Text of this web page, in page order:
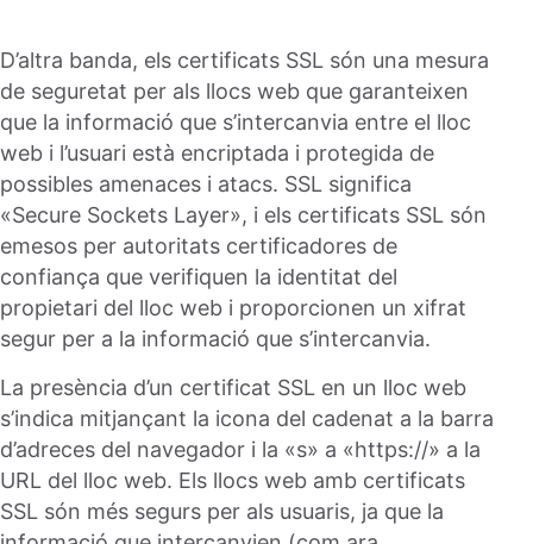
D’altra banda, els certificats SSL són una mesura
de seguretat per als llocs web que garanteixen
que la informació que s’intercanvia entre el lloc
web i l’usuari està encriptada i protegida de
possibles amenaces i atacs. SSL significa
«Secure Sockets Layer», i els certificats SSL són
emesos per autoritats certificadores de
confiança que verifiquen la identitat del
propietari del lloc web i proporcionen un xifrat
segur per a la informació que s’intercanvia.
La presència d’un certificat SSL en un lloc web
s’indica mitjançant la icona del cadenat a la barra
d’adreces del navegador i la «s» a «https://» a la
URL del lloc web. Els llocs web amb certificats
SSL són més segurs per als usuaris, ja que la